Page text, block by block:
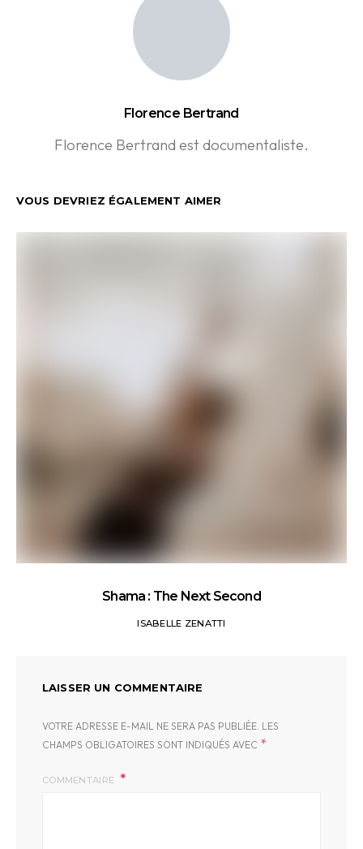
Florence Bertrand
Florence Bertrand est documentaliste.
VOUS DEVRIEZ ÉGALEMENT AIMER
Shama : The Next Second
ISABELLE ZENATTI
LAISSER UN COMMENTAIRE
VOTRE ADRESSE E-MAIL NE SERA PAS PUBLIÉE. LES
CHAMPS OBLIGATOIRES SONT INDIQUÉS AVEC *
COMMENTAIRE